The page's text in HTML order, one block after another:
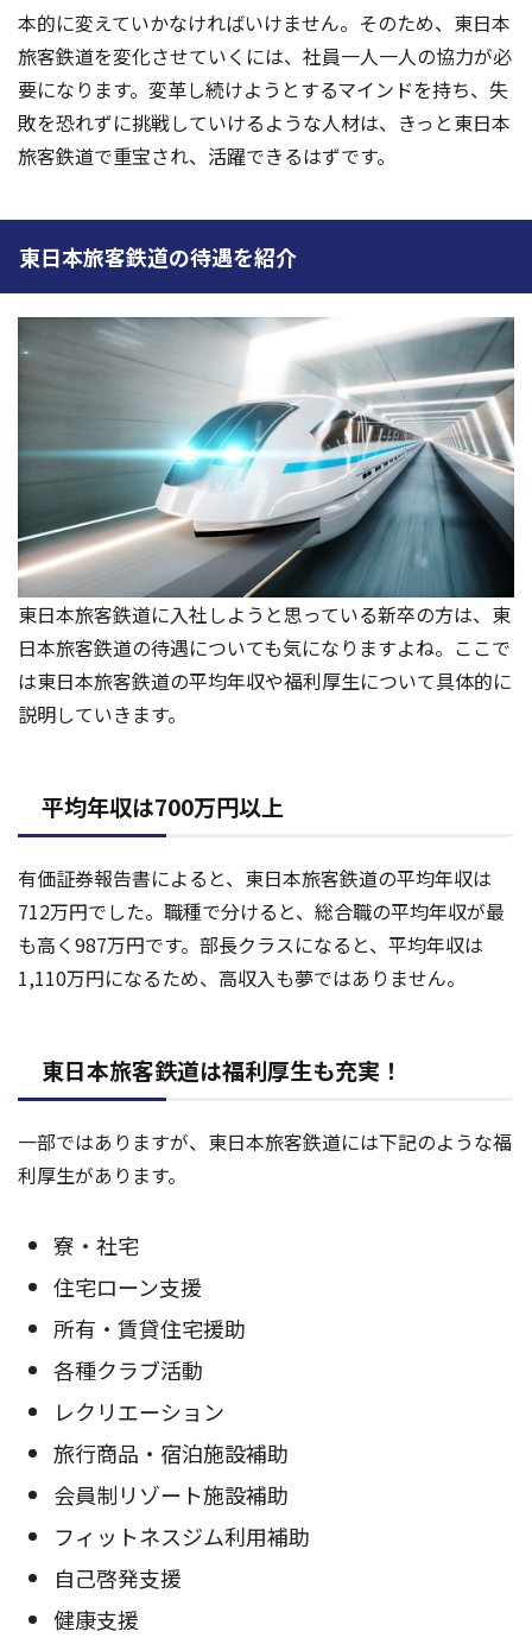
本的に変えていかなければいけません。そのため、東日本
旅客鉄道を変化させていくには、社員一人一人の協力が必
要になります。変革し続けようとするマインドを持ち、失
敗を恐れずに挑戦していけるような人材は、きっと東日本
旅客鉄道で重宝され、活躍できるはずです。
東日本旅客鉄道の待遇を紹介
東日本旅客鉄道に入社しようと思っている新卒の方は、東
日本旅客鉄道の待遇についても気になりますよね。ここで
は東日本旅客鉄道の平均年収や福利厚生について具体的に
説明していきます。
平均年収は700万円以上
有価証券報告書によると、東日本旅客鉄道の平均年収は
712万円でした。職種で分けると、総合職の平均年収が最
も高く987万円です。部長クラスになると、平均年収は
1,110万円になるため、高収入も夢ではありません。
東日本旅客鉄道は福利厚生も充実！
一部ではありますが、東日本旅客鉄道には下記のような福
利厚生があります。
寮・社宅
住宅ローン支援
所有・賃貸住宅援助
各種クラブ活動
レクリエーション
旅行商品・宿泊施設補助
会員制リゾート施設補助
フィットネスジム利用補助
自己啓発支援
健康支援